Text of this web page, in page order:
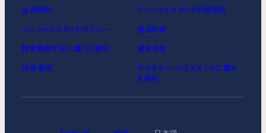
会員規約 ソーシャルメディア利用規約
ソーシャルメディアポリシー 宿泊約款
特定商取引法に基づく表記 運営会社
採用情報
カスタマー・ハラスメントに関す
る指針